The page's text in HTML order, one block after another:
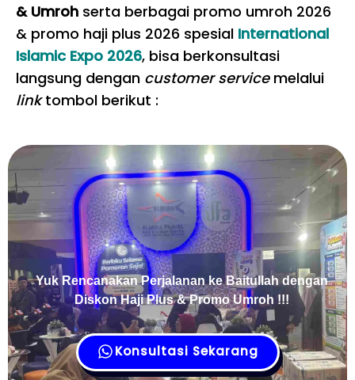
& Umroh serta berbagai promo umroh 2026
& promo haji plus 2026 spesial International
Islamic Expo 2026, bisa berkonsultasi
langsung dengan customer servicemelalui
linktombol berikut :
Yuk Rencanakan Perjalanan ke Baitullah dengan
Diskon Haji Plus & Promo Umroh !!!
Konsultasi Sekarang